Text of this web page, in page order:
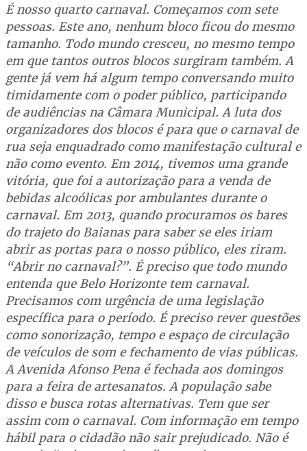
É nosso quarto carnaval. Começamos com sete
pessoas. Este ano, nenhum bloco ficou do mesmo
tamanho. Todo mundo cresceu, no mesmo tempo
em que tantos outros blocos surgiram também. A
gente já vem há algum tempo conversando muito
timidamente com o poder público, participando
de audiências na Câmara Municipal. A luta dos
organizadores dos blocos é para que o carnaval de
rua seja enquadrado como manifestação cultural e
não como evento. Em 2014, tivemos uma grande
vitória, que foi a autorização para a venda de
bebidas alcoólicas por ambulantes durante o
carnaval. Em 2013, quando procuramos os bares
do trajeto do Baianas para saber se eles iriam
abrir as portas para o nosso público, eles riram.
“Abrir no carnaval?”. É preciso que todo mundo
entenda que Belo Horizonte tem carnaval.
Precisamos com urgência de uma legislação
específica para o período. É preciso rever questões
como sonorização, tempo e espaço de circulação
de veículos de som e fechamento de vias públicas.
A Avenida Afonso Pena é fechada aos domingos
para a feira de artesanatos. A população sabe
disso e busca rotas alternativas. Tem que ser
assim com o carnaval. Com informação em tempo
hábil para o cidadão não sair prejudicado. Não é